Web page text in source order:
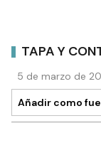
TAPA Y
5 de marzo de
Añadir como